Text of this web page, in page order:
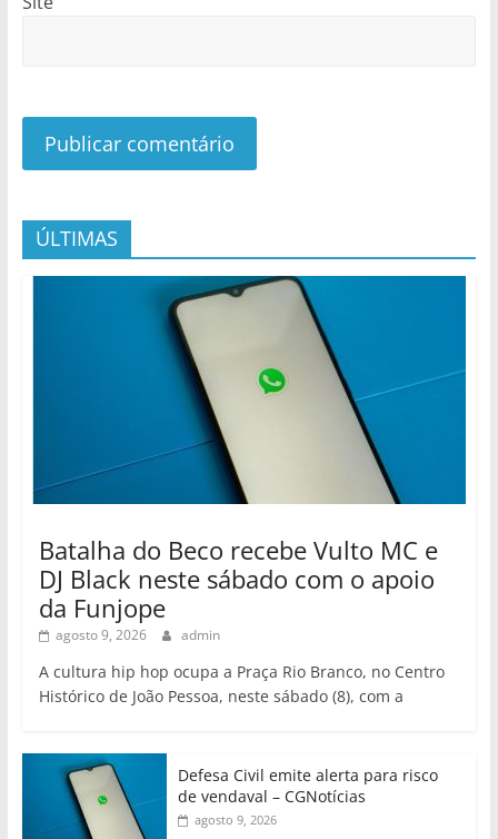
ÚLTIMAS
Batalha do Beco recebe Vulto MC e
DJ Black neste sábado com o apoio
da Funjope
agosto 9, 2026 admin
A cultura hip hop ocupa a Praça Rio Branco, no Centro
Histórico de João Pessoa, neste sábado (8), com a
Defesa Civil emite alerta para risco
de vendaval – CGNotícias
agosto 9, 2026